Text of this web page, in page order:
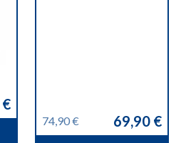
€
74,90€
Alkuperäinen69,90 €
Nykyinen